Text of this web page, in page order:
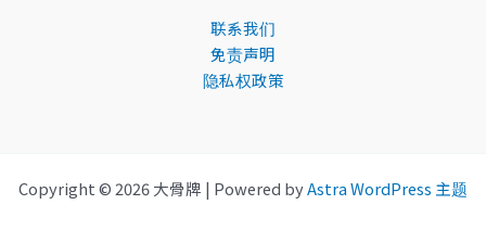
联系我们
免责声明
隐私权政策
Copyright © 2026 大骨牌 | Powered byAstra WordPress 主题